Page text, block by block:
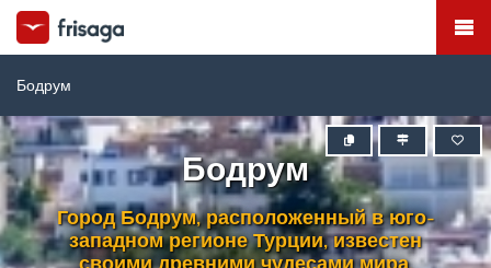
Бодрум
Бодрум
Город Бодрум, расположенный в юго-
западном регионе Турции, известен